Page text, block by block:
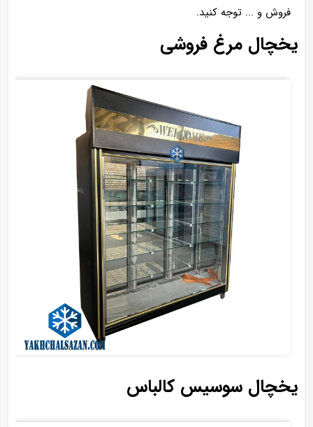
فروش و ... توجه کنید.
یخچال مرغ فروشی
یخچال سوسیس کالباس